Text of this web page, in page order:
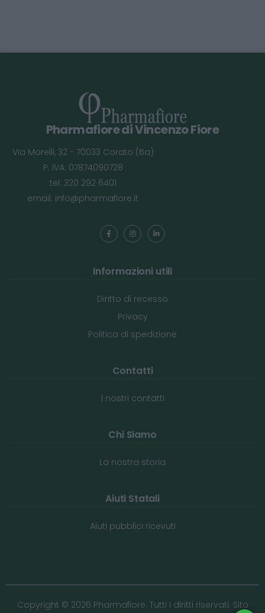
Pharmafiore di Vincenzo Fiore
Via Morelli, 32 - 70033 Corato (Ba)
P. IVA: 07874090728
tel: 320 292 6401
email: info@pharmafiore.it
Informazioni utili
Diritto di recesso
Privacy
Politica di spedizione
Contatti
I nostri contatti
Chi Siamo
La nostra storia
Aiuti Statali
Aiuti pubblici ricevuti
Copyright © 2026 Pharmafiore. Tutti i diritti riservati. Sito